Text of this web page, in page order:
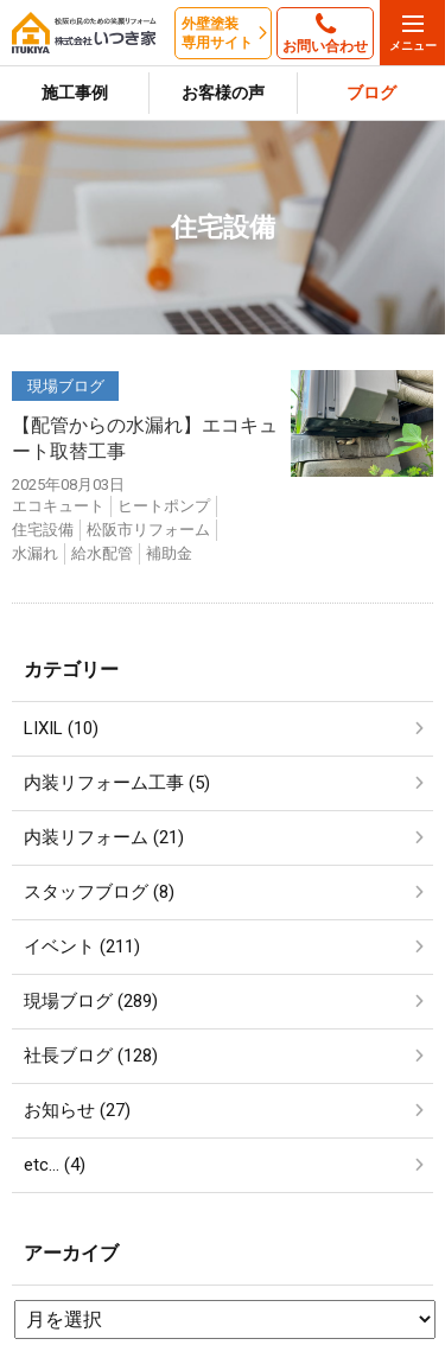
外壁塗装
専用サイト
お問い合わせ
施工事例 お客様の声 ブログ
住宅設備
現場ブログ
【配管からの水漏れ】エコキュ
ート取替工事
2025年08月03日
エコキュート
ヒートポンプ
住宅設備
松阪市リフォーム
水漏れ
給水配管 補助金
カテゴリー
LIXIL (10)
内装リフォーム工事 (5)
内装リフォーム (21)
スタッフブログ (8)
イベント (211)
現場ブログ (289)
社長ブログ (128)
お知らせ (27)
etc… (4)
アーカイブ